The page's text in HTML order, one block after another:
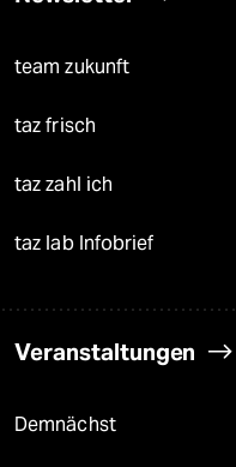
team zukunft
taz frisch
taz zahl ich
taz lab Infobrief
Veranstaltungen
Demnächst